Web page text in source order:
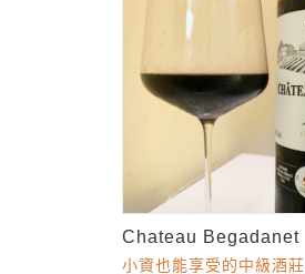
Chateau Begadanet
小資也能享受的中級酒莊